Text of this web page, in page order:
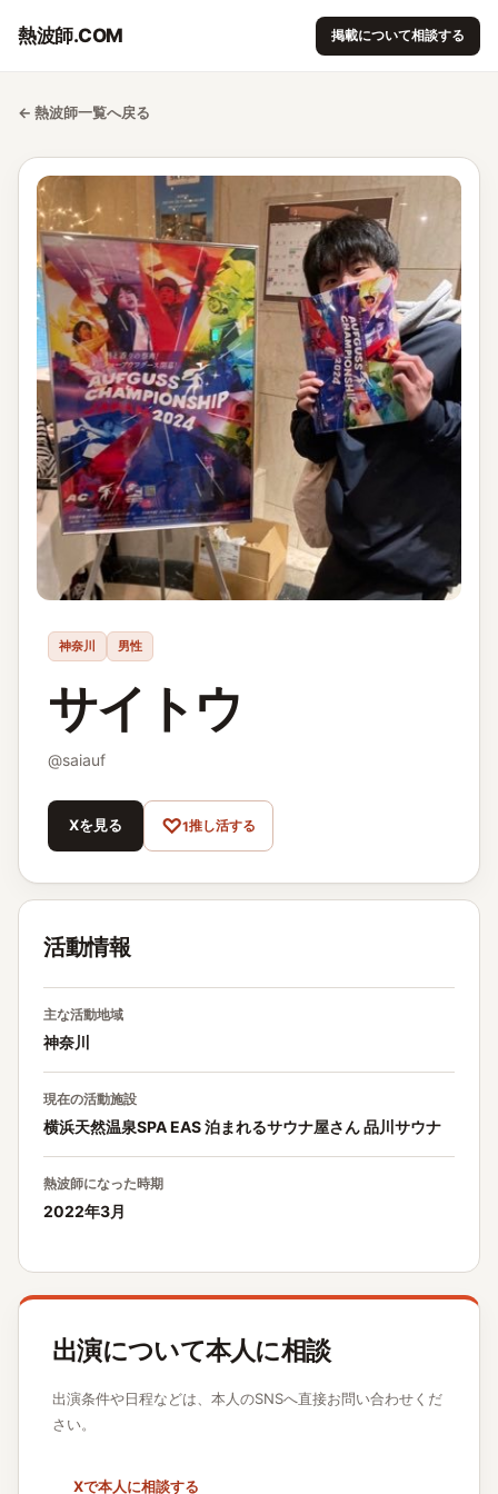
熱波師.COM 掲載について相談する
← 熱波師一覧へ戻る
神奈川 男性
サイトウ
@saiauf
Xを見る ♡1推し活する
活動情報
主な活動地域
神奈川
現在の活動施設
横浜天然温泉SPA EAS 泊まれるサウナ屋さん 品川サウナ
熱波師になった時期
2022年3月
出演について本人に相談
出演条件や日程などは、本人のSNSへ直接お問い合わせくだ
さい。
Xで本人に相談する